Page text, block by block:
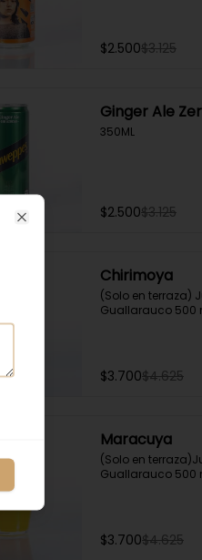
$2.500$3.125
Ginger Ale
350ML
$2.500$3.125
Chirimoya
(Solo en terraza)
Guallarauco 500
$3.700$4.625
Maracuya
(Solo en
Guallarauco 500
$3.700$4.625